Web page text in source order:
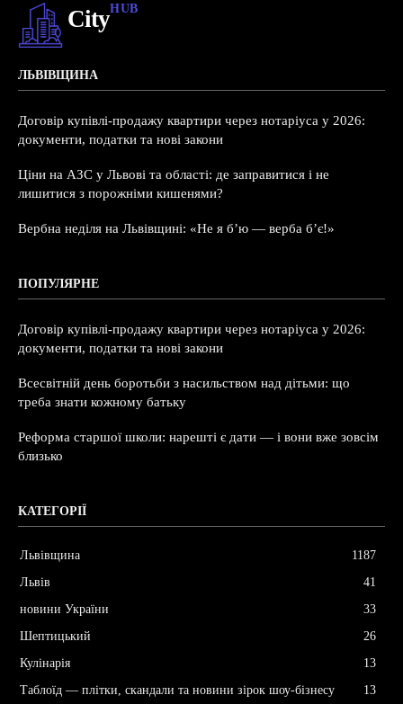
CityHUB
ЛЬВІВЩИНА
Договір купівлі-продажу квартири через нотаріуса у 2026:
документи, податки та нові закони
Ціни на АЗС у Львові та області: де заправитися і не
лишитися з порожніми кишенями?
Вербна неділя на Львівщині: «Не я б’ю — верба б’є!»
ПОПУЛЯРНЕ
Договір купівлі-продажу квартири через нотаріуса у 2026:
документи, податки та нові закони
Всесвітній день боротьби з насильством над дітьми: що
треба знати кожному батьку
Реформа старшої школи: нарешті є дати — і вони вже зовсім
близько
КАТЕГОРІЇ
Львівщина
1187
Львів
41
новини України
33
Шептицький
26
Кулінарія
13
Таблоїд — плітки, скандали та новини зірок шоу-бізнесу
13